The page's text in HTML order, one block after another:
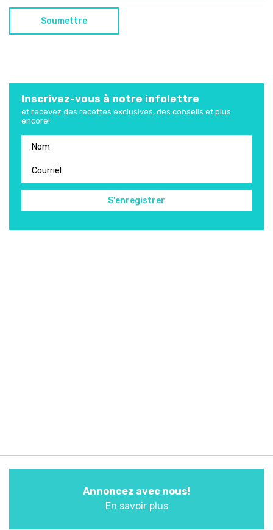
Inscrivez-vous à notre infolettre
et recevez des recettes exclusives, des conseils et plus
encore!
Annoncez avec nous!
En savoir plus